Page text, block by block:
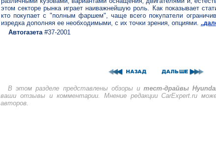
этом секторе рынка играет наиважнейшую роль. Как показывает
кто покупает с "полным фаршем", чаще всего покупатели
изредка дополняя ее необходимыми, с их точки зрения, опциями.
Автогазета#37-2001
В этом разделе представлены обзоры итест-драйвы
ваши отзывы и комментарии. Мнение редакции CarExpert.ru
авторов.